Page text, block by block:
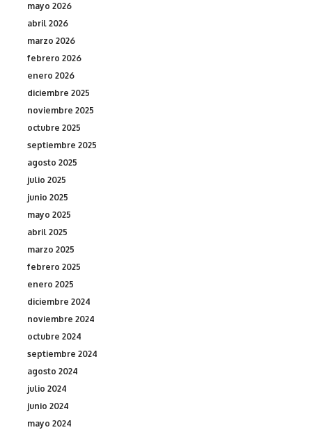
mayo 2026
abril 2026
marzo 2026
febrero 2026
enero 2026
diciembre 2025
noviembre 2025
octubre 2025
septiembre 2025
agosto 2025
julio 2025
junio 2025
mayo 2025
abril 2025
marzo 2025
febrero 2025
enero 2025
diciembre 2024
noviembre 2024
octubre 2024
septiembre 2024
agosto 2024
julio 2024
junio 2024
mayo 2024